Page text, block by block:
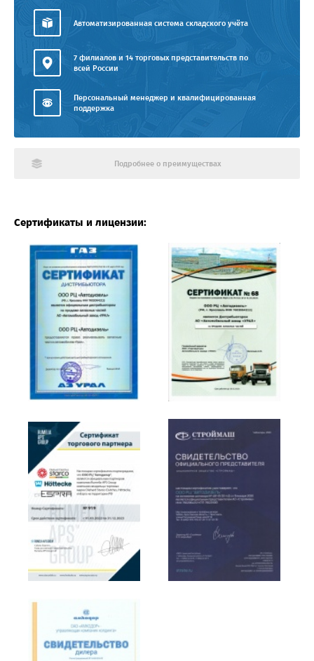
Автоматизированная система складского учёта
7 филиалов и 14 торговых представительств по
всей России
Персональный менеджер и квалифицированная
поддержка
Подробнее о преимуществах
Сертификаты и лицензии: